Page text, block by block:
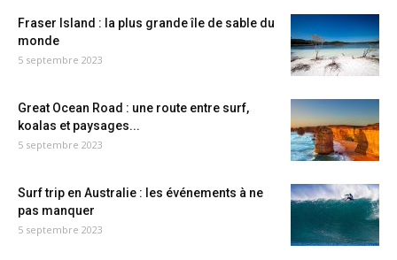
Fraser Island : la plus grande île de sable du
monde
5 septembre 2023
Great Ocean Road : une route entre surf,
koalas et paysages...
5 septembre 2023
Surf trip en Australie : les événements à ne
pas manquer
5 septembre 2023